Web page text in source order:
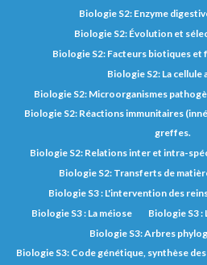
Biologie S2: Enzyme
Biologie S2: Évolution et
Biologie S2: Facteurs biotiques et
Biologie S2: La cellule
Biologie S2: Microorganismes
Biologie S2: Réactions immunitaires
greffes.
Biologie S2: Relations inter et intra-
Biologie S2: Transferts de
Biologie S3 : L'intervention des
Biologie S3 : La méiose
Biologie S3
Biologie S3: Arbres
Biologie S3: Code génétique, synthèse